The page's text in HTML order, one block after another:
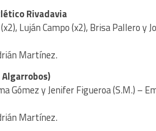
Rivadavia
Luján Campo (x2), Brisa Pallero y
Martínez.
Gómez y Jenifer Figueroa (S.M.) –
Martínez.